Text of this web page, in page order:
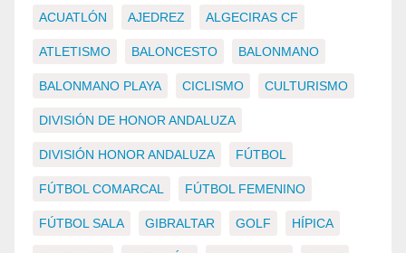
ACUATLÓN AJEDREZ ALGECIRAS CF
ATLETISMO BALONCESTO BALONMANO
BALONMANO PLAYA CICLISMO CULTURISMO
DIVISIÓN DE HONOR ANDALUZA
DIVISIÓN HONOR ANDALUZA FÚTBOL
FÚTBOL COMARCAL FÚTBOL FEMENINO
FÚTBOL SALA GIBRALTAR GOLF HÍPICA